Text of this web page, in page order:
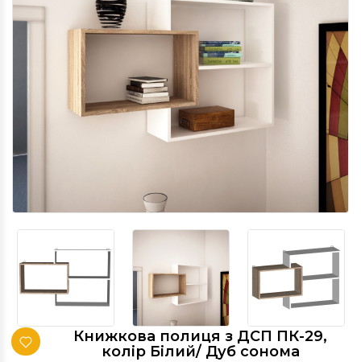
Книжкова полиця з ДСП ПК-29,
колір Білий/ Дуб сонома